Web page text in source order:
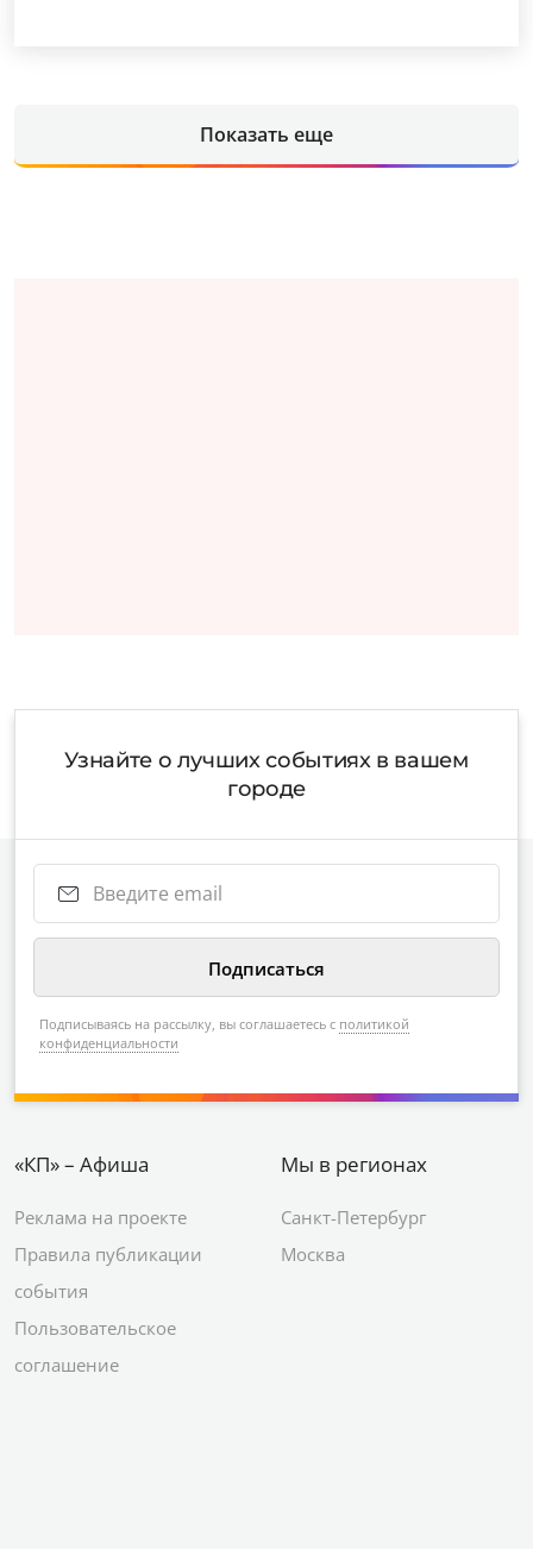
Показать еще
Узнайте о лучших событиях в вашем
городе
Подписываясь на рассылку, вы соглашаетесь с политикой
конфиденциальности
«КП» – Афиша
Реклама на проекте
Правила публикации
события
Пользовательское
соглашение
Мы в регионах
Санкт-Петербург
Москва